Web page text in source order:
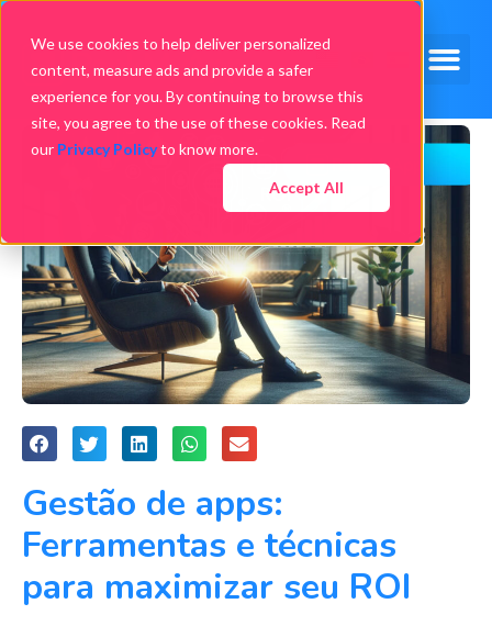
We use cookies to help deliver personalized
content, measure ads and provide a safer
experience for you. By continuing to browse this
site, you agree to the use of these cookies. Read
our Privacy Policyto know more.
Accept All
Gestão de apps:
Ferramentas e técnicas
para maximizar seu ROI